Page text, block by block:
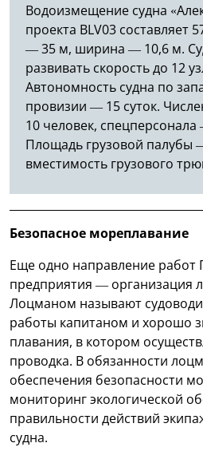
Водоизмещение судна
проекта BLV03 составляет
— 35 м, ширина — 10,6 м.
развивать скорость до 12
Автономность судна по
провизии — 15 суток.
10 человек,
Площадь грузовой палубы
вместимость грузового
Безопасное мореплавание
Еще одно направление работ
предприятия — организация
Лоцманом называют
работы капитаном и хорошо
плавания, в котором
проводка. В обязанности
обеспечения безопасности
мониторинг экологической
правильности действий
судна.